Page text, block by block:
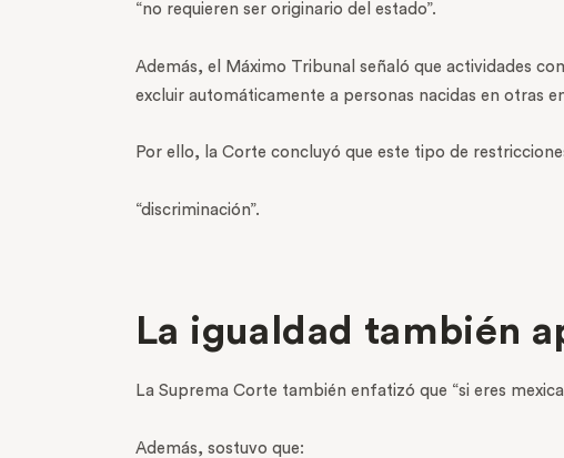
“no requieren ser originario del estado”.
Además, el Máximo Tribunal señaló que actividades
excluir automáticamente a personas nacidas en otras
Por ello, la Corte concluyó que este tipo de
“discriminación”.
La igualdad también
La Suprema Corte también enfatizó que “si eres
Además, sostuvo que: